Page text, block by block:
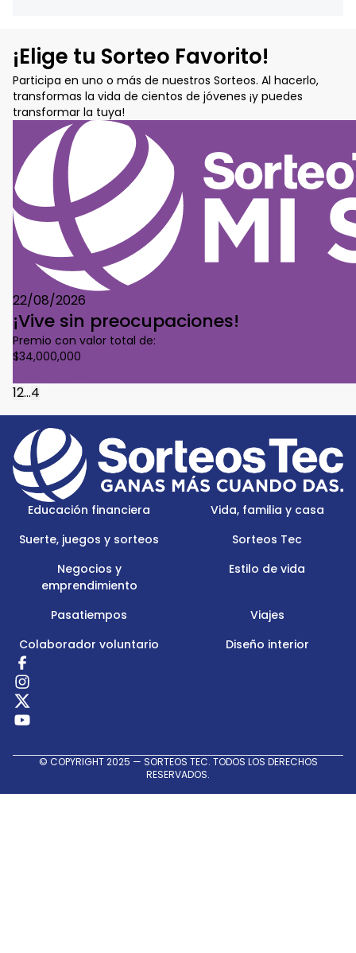
¡Elige tu Sorteo Favorito!
Participa en uno o más de nuestros Sorteos. Al hacerlo,
transformas la vida de cientos de jóvenes ¡y puedes
transformar la tuya!
22/08/2026
¡Vive sin preocupaciones!
Premio con valor total de:
$34,000,000
12...4
Footer
Menu
Logo
Educación financiera
Vida, familia y casa
Suerte, juegos y sorteos
Sorteos Tec
Negocios y
emprendimiento
Estilo de vida
Pasatiempos
Viajes
Colaborador voluntario
Diseño interior
Redes
Sociales
© COPYRIGHT 2025 — SORTEOS TEC. TODOS LOS DERECHOS
RESERVADOS.